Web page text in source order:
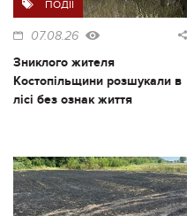
ПОДІЇ
07.08.26
Зниклого жителя
Костопільщини розшукали в
лісі без ознак життя